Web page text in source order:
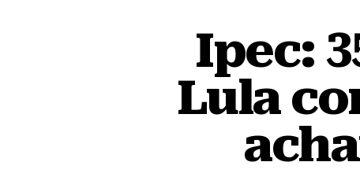
Ipec:
Lula